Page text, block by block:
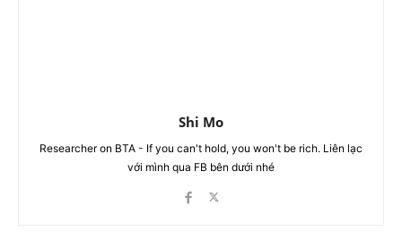
Shi Mo
Researcher on BTA - If you can't hold, you won't be rich. Liên lạc
với mình qua FB bên dưới nhé